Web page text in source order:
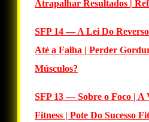
Atrapalhar Resultados |
SFP 14 — A Lei Do
Até a Falha | Perder
Músculos?
SFP 13 — Sobre o Foco | A
Fitness | Pote Do Sucesso